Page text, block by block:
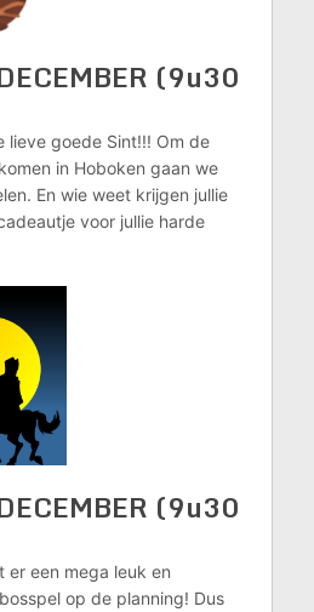
(9u30
lieve goede Sint!!! Om de
in Hoboken gaan we
En wie weet krijgen jullie
voor jullie harde
(9u30
er een mega leuk en
op de planning! Dus